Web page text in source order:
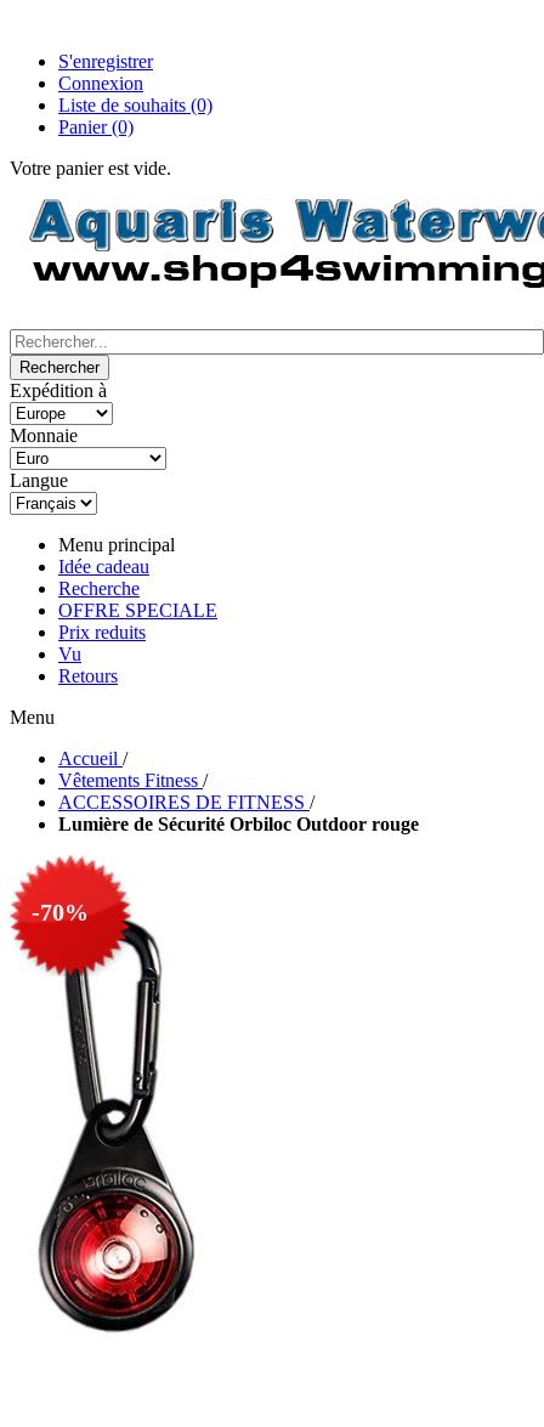
S'enregistrer
Connexion
Liste de souhaits (0)
Panier (0)
Votre panier est vide.
Expédition à
Monnaie
Langue
Menu principal
Idée cadeau
Recherche
OFFRE SPECIALE
Prix reduits
Vu
Retours
Menu
Accueil /
Vêtements Fitness /
ACCESSOIRES DE FITNESS /
Lumière de Sécurité Orbiloc Outdoor rouge
-70%